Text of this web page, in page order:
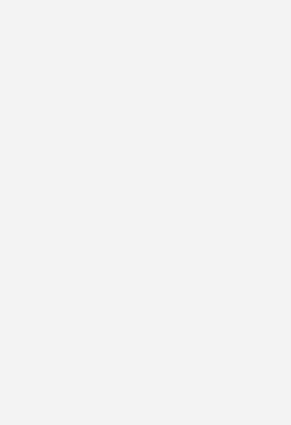
gebracht werden müssen. Neben
zu reduzieren, spielen
Umsetzbarkeit am
und die unvermeidliche
Baumaßnahmen eine Rolle. In
stehen nach wie vor die
eine zusätzliche Dämmung, die
von Fenstern und Türen
im Fokus. Nehmen Sie alle
dann hat sich durchweg der
kostengünstigste Maßnahme zur
herauskristallisiert. Nach einer